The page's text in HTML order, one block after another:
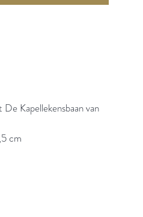
Kapellekensbaan van
cm